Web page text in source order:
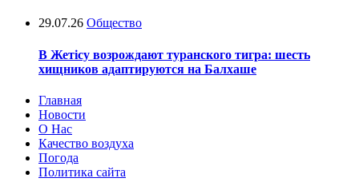
29.07.26 Общество
В Жетісу возрождают туранского тигра: шесть
хищников адаптируются на Балхаше
Главная
Новости
О Нас
Качество воздуха
Погода
Политика сайта